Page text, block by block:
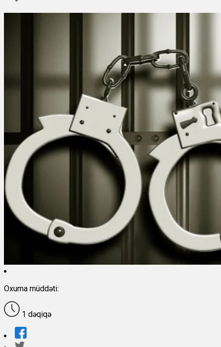
Oxuma müddəti:
1 dəqiqə